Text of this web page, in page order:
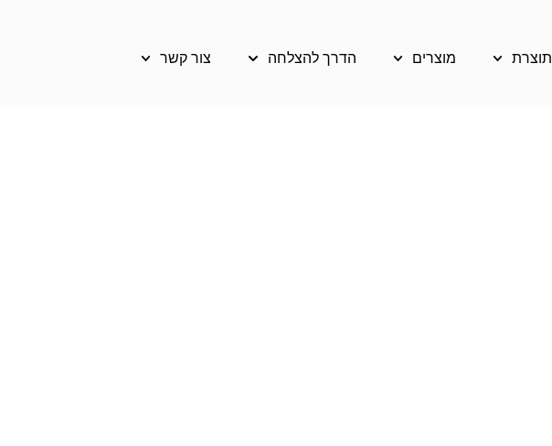
תוצרת מוצרים הדרך להצלחה צור קשר